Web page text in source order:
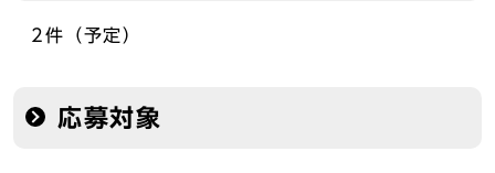
2件（予定）
応募対象